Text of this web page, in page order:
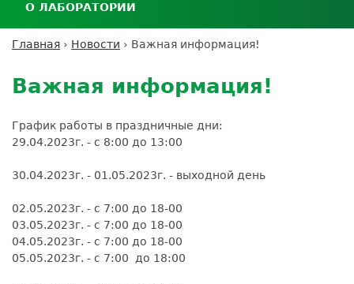
Где сдать анализы
Выезд на дом
Расшифровка анализов
Личный кабинет пациента
Дисконтная программа
Обратная связь
безопасности пациентов
Сотрудничество
лабораторию
кабинет
партнёра
Экскурсия в
О ЛАБОРАТОРИИ
Вакансии
здесь
Главная › Новости › Важная информация!
to
top
Важная информация!
График работы в праздничные дни:
29.04.2023г. - с 8:00 до 13:00
30.04.2023г. - 01.05.2023г. - выходной день
02.05.2023г. - с 7:00 до 18-00
03.05.2023г. - с 7:00 до 18-00
04.05.2023г. - с 7:00 до 18-00
05.05.2023г. - с 7:00 до 18:00